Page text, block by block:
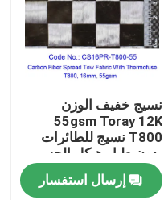
نسيج خفيف الوزن
55gsm Toray 12K
T800 نسيج للطائرات
بدون طيار هيكل الجسم
سمك 0.07mm المواد
الخام خيط الكربون
إرسال استفسار